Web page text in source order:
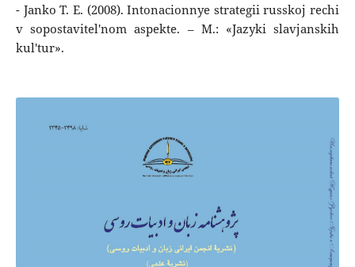
- Janko T. E. (2008). Intonacionnye strategii russkoj rechi
v sopostavitel'nom aspekte. – M.: «Jazyki slavjanskih
kul'tur».